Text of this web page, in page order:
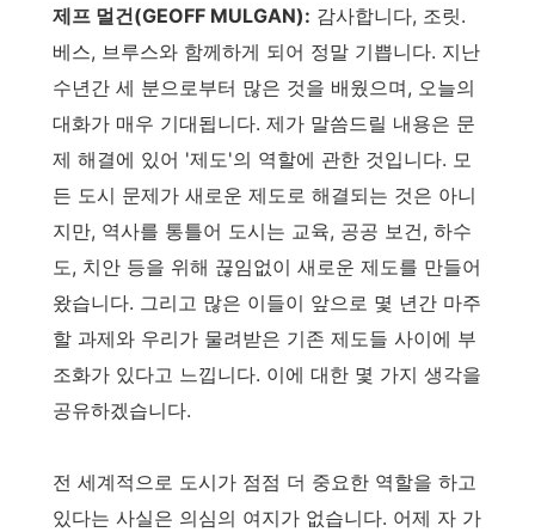
제프 멀건(GEOFF MULGAN): 감사합니다, 조릿.
베스, 브루스와 함께하게 되어 정말 기쁩니다. 지난
수년간 세 분으로부터 많은 것을 배웠으며, 오늘의
대화가 매우 기대됩니다. 제가 말씀드릴 내용은 문
제 해결에 있어 '제도'의 역할에 관한 것입니다. 모
든 도시 문제가 새로운 제도로 해결되는 것은 아니
지만, 역사를 통틀어 도시는 교육, 공공 보건, 하수
도, 치안 등을 위해 끊임없이 새로운 제도를 만들어
왔습니다. 그리고 많은 이들이 앞으로 몇 년간 마주
할 과제와 우리가 물려받은 기존 제도들 사이에 부
조화가 있다고 느낍니다. 이에 대한 몇 가지 생각을
공유하겠습니다.
전 세계적으로 도시가 점점 더 중요한 역할을 하고
있다는 사실은 의심의 여지가 없습니다. 어제 자 가